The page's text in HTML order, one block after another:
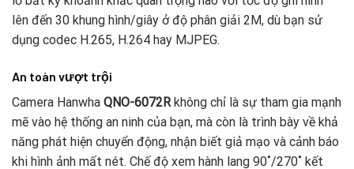
lên đến 30 khung hình/giây ở độ phân giải 2M, dù bạn sử
dụng codec H.265, H.264 hay MJPEG.
An toàn vượt trội
Camera Hanwha QNO-6072Rkhông chỉ là sự tham gia mạnh
mẽ vào hệ thống an ninh của bạn, mà còn là trình bày về khả
năng phát hiện chuyển động, nhận biết giả mạo và cảnh báo
khi hình ảnh mất nét. Chế độ xem hành lang 90˚/270˚ kết